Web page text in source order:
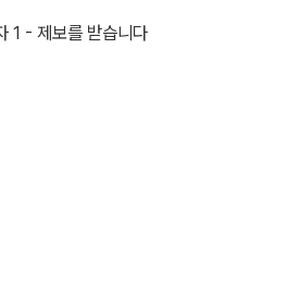
1 - 제보를 받습니다